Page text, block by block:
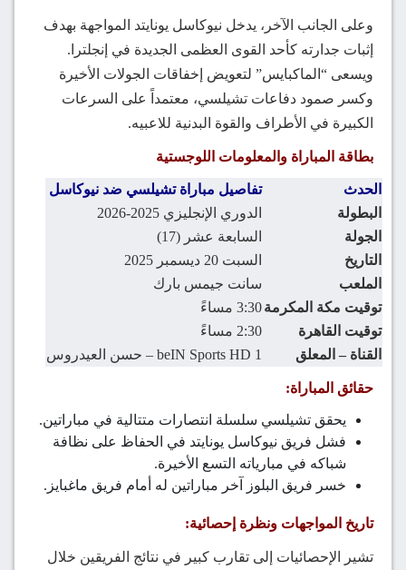
وعلى الجانب الآخر، يدخل نيوكاسل يونايتد المواجهة بهدف
إثبات جدارته كأحد القوى العظمى الجديدة في إنجلترا.
ويسعى “الماكبايس” لتعويض إخفاقات الجولات الأخيرة
وكسر صمود دفاعات تشيلسي، معتمداً على السرعات
الكبيرة في الأطراف والقوة البدنية للاعبيه.
بطاقة المباراة والمعلومات اللوجستية
الحدث
تفاصيل مباراة تشيلسي ضد نيوكاسل
البطولة
الدوري الإنجليزي 2025-2026
الجولة
السابعة عشر (17)
التاريخ
السبت 20 ديسمبر 2025
الملعب
سانت جيمس بارك
توقيت مكة المكرمة3:30 مساءً
توقيت القاهرة
2:30 مساءً
القناة – المعلق
beIN Sports HD 1 – حسن العيدروس
حقائق المباراة:
يحقق تشيلسي سلسلة انتصارات متتالية في مباراتين.
فشل فريق نيوكاسل يونايتد في الحفاظ على نظافة
شباكه في مبارياته التسع الأخيرة.
خسر فريق البلوز آخر مباراتين له أمام فريق ماغبايز.
تاريخ المواجهات ونظرة إحصائية:
تشير الإحصائيات إلى تقارب كبير في نتائج الفريقين خلال